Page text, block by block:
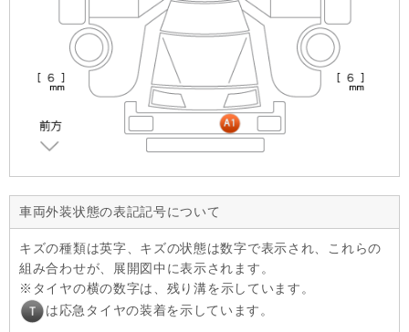
車両外装状態の表記記号について
キズの種類は英字、キズの状態は数字で表示され、これらの
組み合わせが、展開図中に表示されます。
タイヤの横の数字は、残り溝を示しています。
は応急タイヤの装着を示しています。